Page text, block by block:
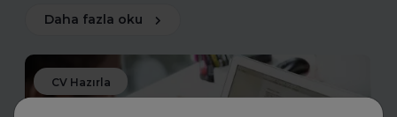
Daha fazla oku
CV Hazırla